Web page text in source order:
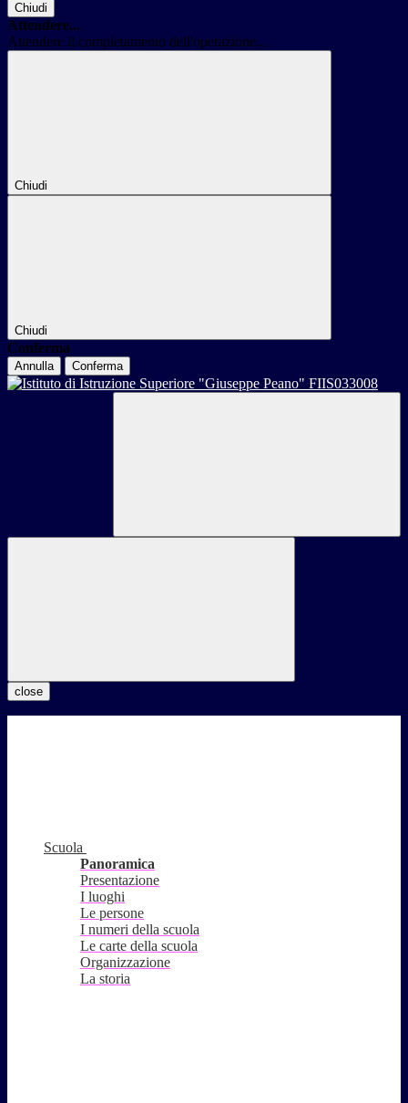
Chiudi
Attendere...
Attendere il completamento dell'operazione...
Chiudi
Chiudi
Conferma
Annulla Conferma
close
Scuola
Panoramica
Presentazione
I luoghi
Le persone
I numeri della scuola
Le carte della scuola
Organizzazione
La storia